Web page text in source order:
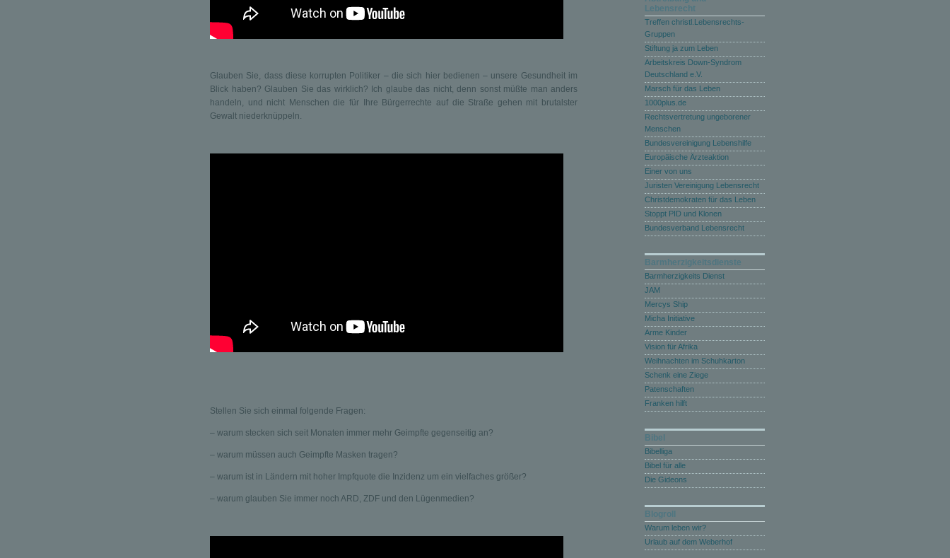
Glauben Sie, dass diese korrupten Politiker – die sich hier bedienen – unsere Gesundheit im
Blick haben? Glauben Sie das wirklich? Ich glaube das nicht, denn sonst müßte man anders
handeln, und nicht Menschen die für Ihre Bürgerrechte auf die Straße gehen mit brutalster
Gewalt niederknüppeln.
Stellen Sie sich einmal folgende Fragen:
– warum stecken sich seit Monaten immer mehr Geimpfte gegenseitig an?
– warum müssen auch Geimpfte Masken tragen?
– warum ist in Ländern mit hoher Impfquote die Inzidenz um ein vielfaches größer?
– warum glauben Sie immer noch ARD, ZDF und den Lügenmedien?
Lebensrecht
Treffen christl.Lebensrechts-
Gruppen
Stiftung ja zum Leben
Arbeitskreis Down-Syndrom
Deutschland e.V.
Marsch für das Leben
1000plus.de
Rechtsvertretung ungeborener
Menschen
Bundesvereinigung Lebenshilfe
Europäische Ärzteaktion
Einer von uns
Juristen Vereinigung Lebensrecht
Christdemokraten für das Leben
Stoppt PID und Klonen
Bundesverband Lebensrecht
Barmherzigkeitsdienste
Barmherzigkeits Dienst
JAM
Mercys Ship
Micha Initiative
Arme Kinder
Vision für Afrika
Weihnachten im Schuhkarton
Schenk eine Ziege
Patenschaften
Franken hilft
Bibel
Bibelliga
Bibel für alle
Die Gideons
Blogroll
Warum leben wir?
Urlaub auf dem Weberhof